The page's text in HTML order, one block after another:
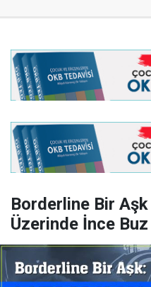
Borderline Bir Aşk
Üzerinde İnce Buz